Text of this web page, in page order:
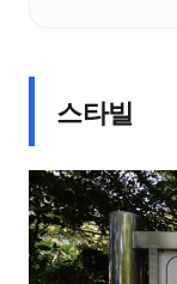
스타빌